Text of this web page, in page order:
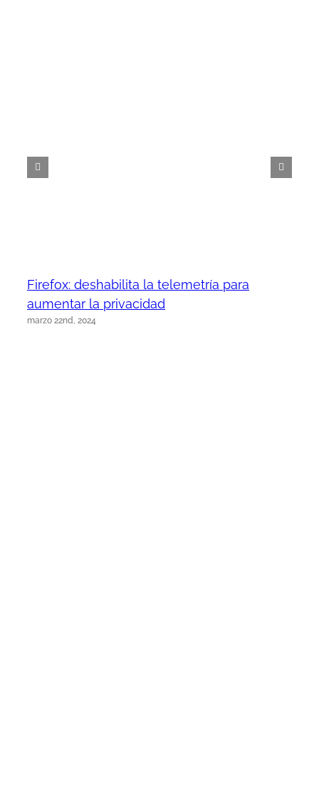
Firefox: deshabilita la telemetría para
aumentar la privacidad
marzo 22nd, 2024